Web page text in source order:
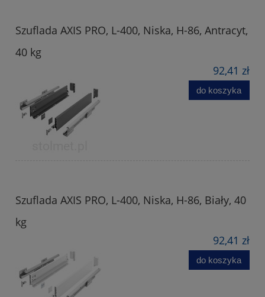
Szuflada AXIS PRO, L-400, Niska, H-86, Antracyt,
40 kg
92,41 zł
do koszyka
Szuflada AXIS PRO, L-400, Niska, H-86, Biały, 40
kg
92,41 zł
do koszyka